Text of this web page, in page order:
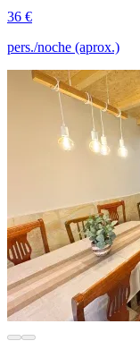
36 €
pers./noche (aprox.)